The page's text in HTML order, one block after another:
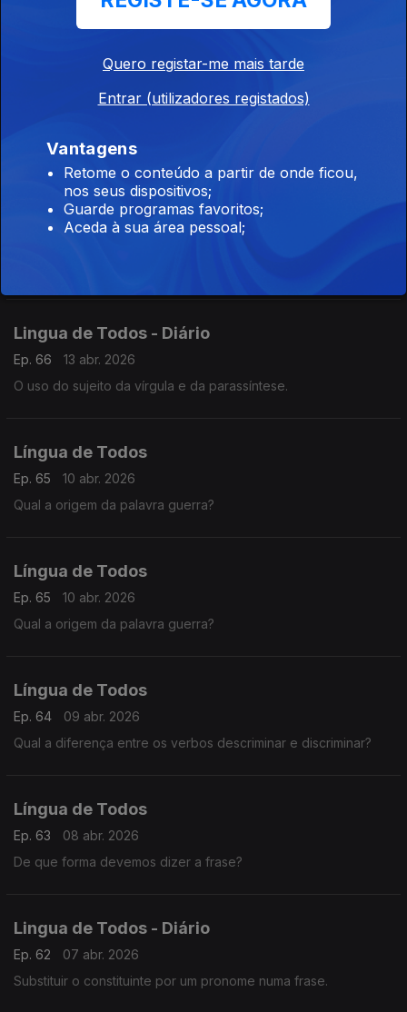
Qual a natureza desta oração?
Lingua de Todos - Diário
Palavras africanas no léxico português,
Lingua de Todos - Diário
Lingua de Todos - Diário
Ep. 66
13 abr. 2026
O uso do sujeito da vírgula e da parassíntese.
Língua de Todos
Ep. 65
10 abr. 2026
Qual a origem da palavra guerra?
Língua de Todos
Ep. 65
10 abr. 2026
Qual a origem da palavra guerra?
Língua de Todos
Ep. 64
09 abr. 2026
Qual a diferença entre os verbos descriminar e discriminar?
Língua de Todos
Ep. 63
08 abr. 2026
De que forma devemos dizer a frase?
Lingua de Todos - Diário
Ep. 62
07 abr. 2026
Substituir o constituinte por um pronome numa frase.
Quero registar-me mais tarde
Entrar (utilizadores registados)
Vantagens
Retome o conteúdo a partir de onde ficou,
nos seus dispositivos;
Guarde programas favoritos;
Aceda à sua área pessoal;